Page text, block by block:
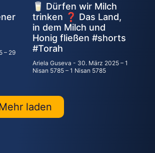
– 29
🥛 Dürfen wir Milch
trinken ❓ Das Land,
in dem Milch und
Honig fließen #shorts
#Torah
Ariela Guseva
30. März 2025 – 1
Nisan 5785 – 1 Nisan 5785
laden